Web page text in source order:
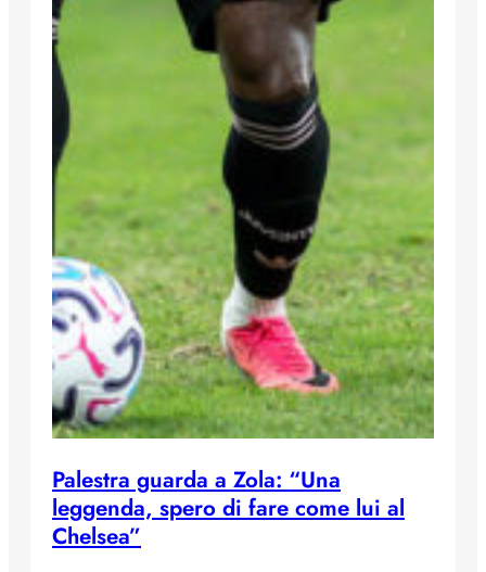
Palestra guarda a Zola: “Una
leggenda, spero di fare come lui al
Chelsea”